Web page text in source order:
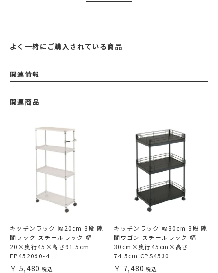
よく一緒にご購入されている商品
関連情報
関連商品
キッチンラック 幅20cm 3段 隙
間ラック スチールラック 幅
20×奥行45×高さ91.5cm
EP452090-4
5,480
キッチンラック 幅30cm 3段 隙
間ワゴン スチールラック 幅
30cm×奥行45cm×高さ
74.5cm CPS4530
7,480